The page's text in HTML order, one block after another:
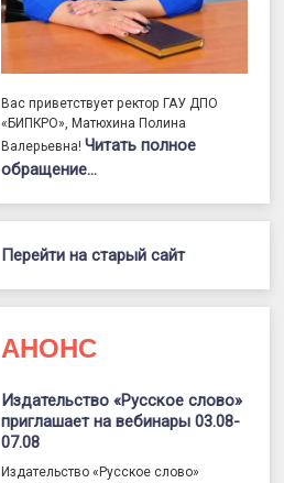
Вас приветствует ректор ГАУ ДПО
«БИПКРО», Матюхина Полина
Валерьевна!Читать полное
обращение…
Перейти на старый сайт
АНОНС
Издательство «Русское слово»
приглашает на вебинары 03.08-
07.08
Издательство «Русское слово»